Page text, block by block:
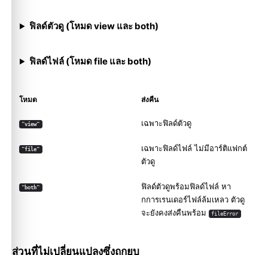
ฟิลด์ตัวดู (โหมด view และ both)
ฟิลด์ไฟล์ (โหมด file และ both)
โหมด ส่งคืน
"view" เฉพาะฟิลด์ตัวดู
"file"
เฉพาะฟิลด์ไฟล์ ไม่มีอาร์ติแฟกต์
ตัวดู
"both"
ฟิลด์ตัวดูพร้อมฟิลด์ไฟล์ หา
กการเรนเดอร์ไฟล์ล้มเหลว ตัวดู
จะยังคงส่งคืนพร้อม
fileError
ส่วนที่ไม่เปลี่ยนแปลงซึ่งถูกยุบ